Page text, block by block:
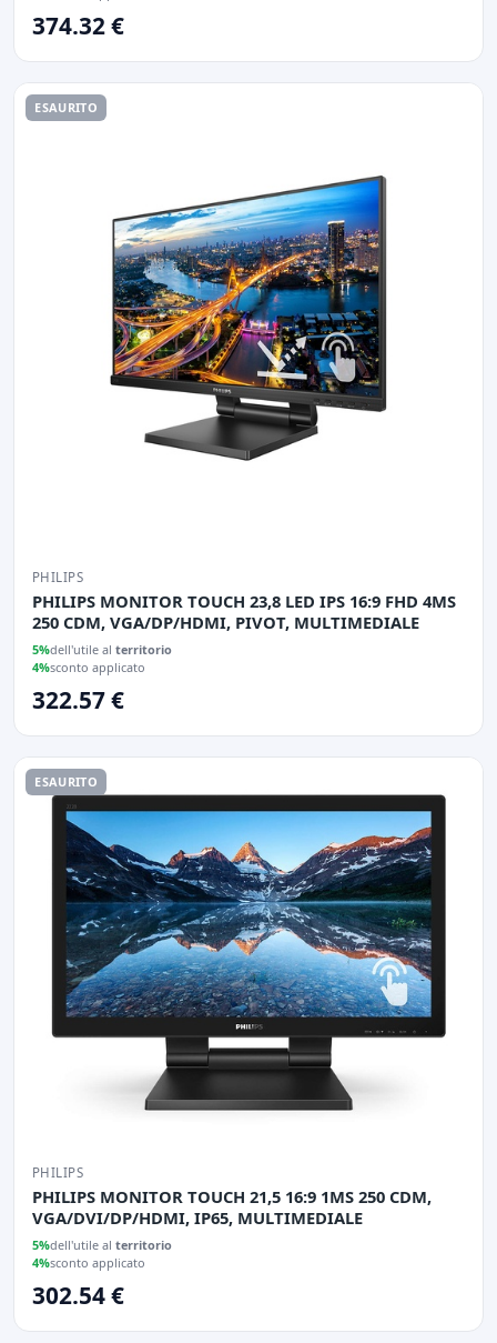
374.32 €
ESAURITO
PHILIPS
PHILIPS MONITOR TOUCH 23,8 LED IPS 16:9 FHD 4MS
250 CDM, VGA/DP/HDMI, PIVOT, MULTIMEDIALE
5%dell'utile al territorio
4%sconto applicato
322.57 €
ESAURITO
PHILIPS
PHILIPS MONITOR TOUCH 21,5 16:9 1MS 250 CDM,
VGA/DVI/DP/HDMI, IP65, MULTIMEDIALE
5%dell'utile al territorio
4%sconto applicato
302.54 €